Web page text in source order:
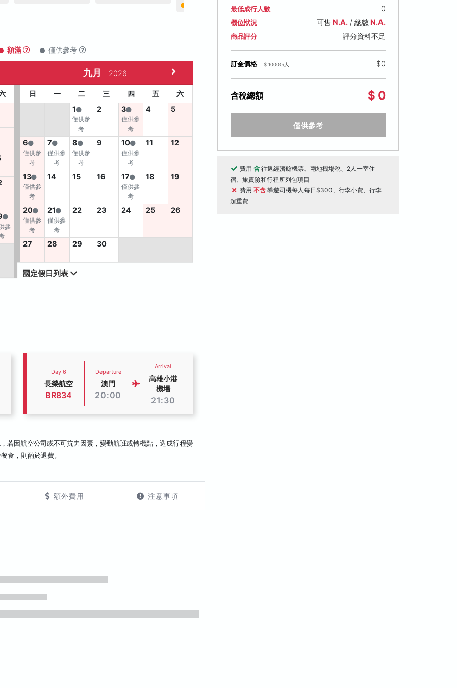
額滿 僅供參考
參
九月 2026
日 一 二 三 四 五
六
1
僅供參
考
2 3
僅供參
考
4 5
6
僅供參
考
7
僅供參
考
8
僅供參
考
9 10
僅供參
考
11 12
13
僅供參
考
14 15 16 17
僅供參
考
18 19
20
僅供參
考
21
僅供參
考
22 23 24 25 26
27 28 29 30
國定假日列表
Day 6
長榮航空
BR834
Departure
澳門
20:00
Arrival
高雄小港
機場
21:30
若因航空公司或不可抗力因素，變動航班或轉機點，造成行程變
食，則酌於退費。
額外費用 注意事項
最低成行人數 0
機位狀況 可售 N.A./ 總數N.A.
商品評分 評分資料不足
訂金價格 $ 10000/人 $0
含稅總額 $ 0
僅供參考
費用 含 往返經濟艙機票、兩地機場稅、2人一室住
宿、旅責險和行程所列包項目
費用 不含 導遊司機每人每日$300、行李小費、行李
超重費